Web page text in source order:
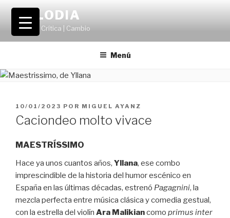
Saltar
contenido
VOLODIA
Teatro | Crítica | Cambio
Menú
PUBLICADO
EL
10/01/2023 POR MIGUEL AYANZ
Caciondeo molto vivace
MAESTRÍSSIMO
Hace ya unos cuantos años, Yllana, ese combo
imprescindible de la historia del humor escénico en
España en las últimas décadas, estrenó Pagagnini, la
mezcla perfecta entre música clásica y comedia gestual,
con la estrella del violín Ara Malikiancomo primus inter